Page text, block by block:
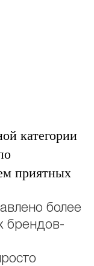
категории
приятных
более
брендов-